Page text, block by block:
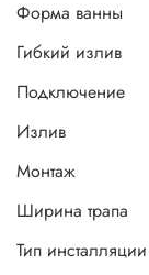
Форма ванны
Гибкий излив
Подключение
Излив
Монтаж
Ширина трапа
Тип инсталляции